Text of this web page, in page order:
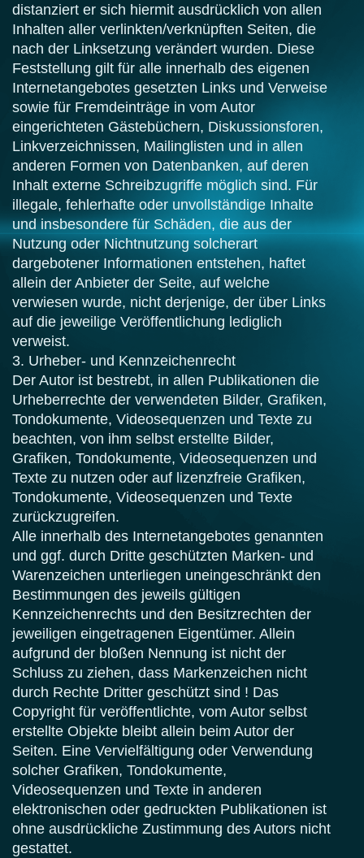
distanziert er sich hiermit ausdrücklich von allen
Inhalten aller verlinkten/verknüpften Seiten, die
nach der Linksetzung verändert wurden. Diese
Feststellung gilt für alle innerhalb des eigenen
Internetangebotes gesetzten Links und Verweise
sowie für Fremdeinträge in vom Autor
eingerichteten Gästebüchern, Diskussionsforen,
Linkverzeichnissen, Mailinglisten und in allen
anderen Formen von Datenbanken, auf deren
Inhalt externe Schreibzugriffe möglich sind. Für
illegale, fehlerhafte oder unvollständige Inhalte
und insbesondere für Schäden, die aus der
Nutzung oder Nichtnutzung solcherart
dargebotener Informationen entstehen, haftet
allein der Anbieter der Seite, auf welche
verwiesen wurde, nicht derjenige, der über Links
auf die jeweilige Veröffentlichung lediglich
verweist.
3. Urheber- und Kennzeichenrecht
Der Autor ist bestrebt, in allen Publikationen die
Urheberrechte der verwendeten Bilder, Grafiken,
Tondokumente, Videosequenzen und Texte zu
beachten, von ihm selbst erstellte Bilder,
Grafiken, Tondokumente, Videosequenzen und
Texte zu nutzen oder auf lizenzfreie Grafiken,
Tondokumente, Videosequenzen und Texte
zurückzugreifen.
Alle innerhalb des Internetangebotes genannten
und ggf. durch Dritte geschützten Marken- und
Warenzeichen unterliegen uneingeschränkt den
Bestimmungen des jeweils gültigen
Kennzeichenrechts und den Besitzrechten der
jeweiligen eingetragenen Eigentümer. Allein
aufgrund der bloßen Nennung ist nicht der
Schluss zu ziehen, dass Markenzeichen nicht
durch Rechte Dritter geschützt sind ! Das
Copyright für veröffentlichte, vom Autor selbst
erstellte Objekte bleibt allein beim Autor der
Seiten. Eine Vervielfältigung oder Verwendung
solcher Grafiken, Tondokumente,
Videosequenzen und Texte in anderen
elektronischen oder gedruckten Publikationen ist
ohne ausdrückliche Zustimmung des Autors nicht
gestattet.